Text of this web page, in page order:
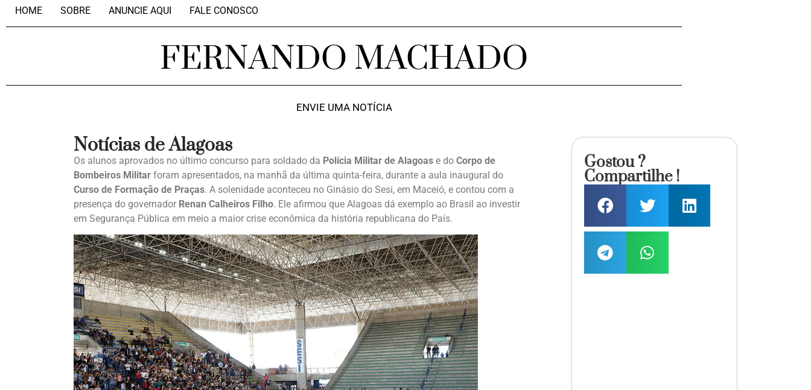
HOME SOBRE ANUNCIE AQUI FALE CONOSCO
FERNANDO MACHADO
ENVIE UMA NOTÍCIA
Notícias de Alagoas
Os alunos aprovados no último concurso para soldado da Polícia Militar de Alagoas e do Corpo de
Bombeiros Militar foram apresentados, na manhã da última quinta-feira, durante a aula inaugural do
Curso de Formação de Praças. A solenidade aconteceu no Ginásio do Sesi, em Maceió, e contou com a
presença do governador Renan Calheiros Filho. Ele afirmou que Alagoas dá exemplo ao Brasil ao investir
em Segurança Pública em meio a maior crise econômica da história republicana do País.
Gostou ?
Compartilhe !